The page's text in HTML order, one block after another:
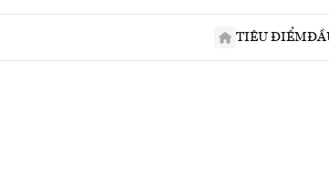
TIÊU ĐIỂM